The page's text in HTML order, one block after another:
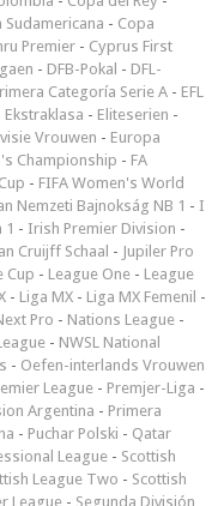
Sudamericana - Copa
Premier - Cyprus First
- DFB-Pokal - DFL-
Categoría Serie A - EFL
Ekstraklasa - Eliteserien -
Vrouwen - Europa
Championship - FA
- FIFA Women's World
Nemzeti Bajnokság NB 1 - I
1 - Irish Premier Division -
Cruijff Schaal - Jupiler Pro
Cup - League One - League
- Liga MX - Liga MX Femenil -
Pro - Nations League -
- NWSL National
- Oefen-interlands Vrouwen
League - Premjer-Liga -
Argentina - Primera
- Puchar Polski - Qatar
League - Scottish
League Two - Scottish
League - Segunda División